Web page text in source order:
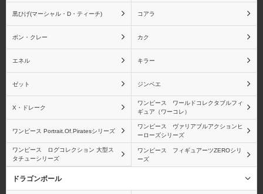
黒ひげ(マーシャル・D・ティーチ) コアラ
ボン・クレー カク
エネル キラー
ゼット ジンベエ
X・ドレーク
ワンピース ワールドコレクタブルフィ
ギュア（ワーコレ）
ワンピース Portrait.Of.Piratesシリーズ
ワンピース ヴァリアブルアクションヒ
ーローズシリーズ
ワンピース ログコレクション 大型ス
タチューシリーズ
ワンピース フィギュアーツZEROシリ
ーズ
ドラゴンボール